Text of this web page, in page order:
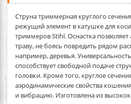
Струна триммерная круглого
режущий элемент в катушке для
триммеров Stihl. Оснастка позволяет
траву, не боясь повредить рядом
например, деревья.
способствует свободной подаче
головки. Кроме того, круглое
аэродинамические свойства
и вибрацию. Изготовлена из